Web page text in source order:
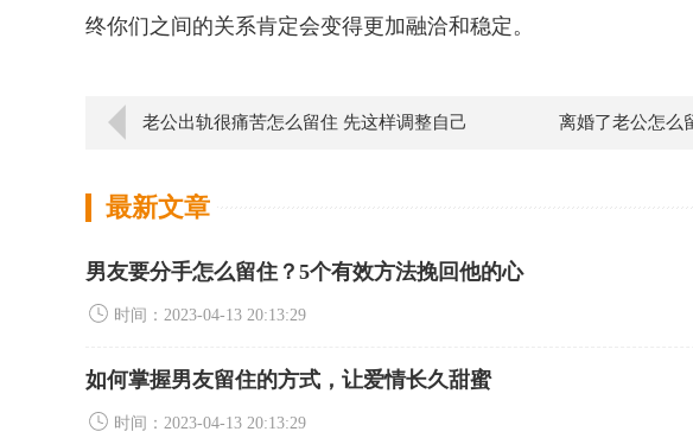
终你们之间的关系肯定会变得更加融洽和稳定。
老公出轨很痛苦怎么留住 先这样调整自己 离婚了老公怎么
最新文章
男友要分手怎么留住？5个有效方法挽回他的心
时间：2023-04-13 20:13:29
如何掌握男友留住的方式，让爱情长久甜蜜
时间：2023-04-13 20:13:29